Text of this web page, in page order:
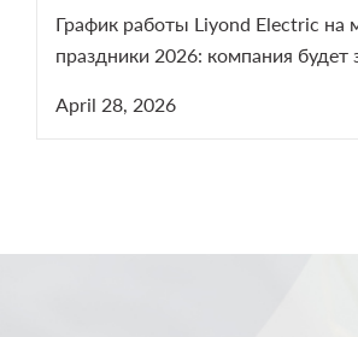
График работы Liyond Electric на
праздники 2026: компания будет
праздников наши менеджеры
April 28, 2026